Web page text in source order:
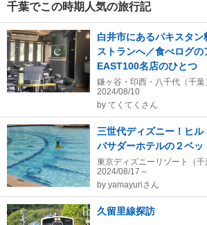
千葉でこの時期人気の旅行記
白井市にあるパキスタ
ストランへ／食べログ
EAST100名店のひとつ
鎌ヶ谷・印西・八千代（千葉
2024/08/10
by てくてくさん
三世代ディズニー！ヒ
バサダーホテルの２ベッ
東京ディズニーリゾート（千
2024/08/17～
by yamayuriさん
久留里線探訪